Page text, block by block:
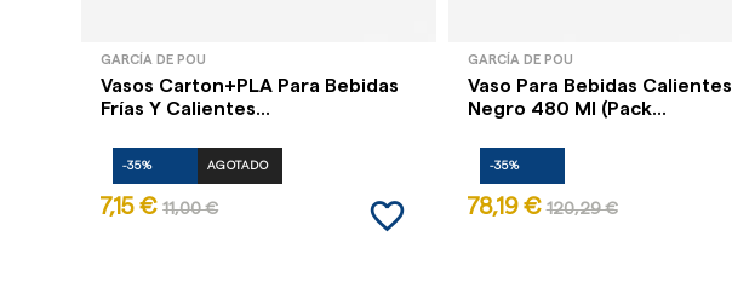
GARCÍA DE POU
Vasos Carton+PLA Para Bebidas
Frías Y Calientes...
-35% AGOTADO
7,15 € 11,00 € favorite_border
GARCÍA DE POU
Vaso Para Bebidas Calientes
Negro 480 Ml (Pack...
-35%
78,19 € 120,29 €